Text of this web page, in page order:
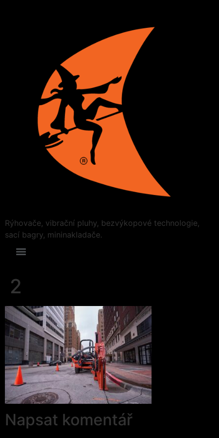
Rýhovače, vibrační pluhy, bezvýkopové technologie,
sací bagry, mininakladače.
2
Napsat komentář